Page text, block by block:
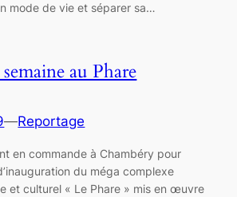
mode de vie et séparer sa…
au Phare
—Reportage
en commande à Chambéry pour
du méga complexe
et culturel « Le Phare » mis en œuvre